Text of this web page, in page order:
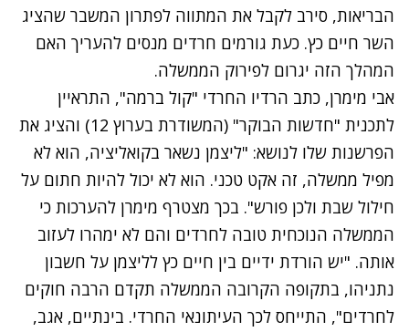
הבריאות, סירב לקבל את המתווה לפתרון המשבר שהציג
השר חיים כץ. כעת גורמים חרדים מנסים להעריך האם
המהלך הזה יגרום לפירוק הממשלה.
אבי מימרן, כתב הרדיו החרדי "קול ברמה", התראיין
לתכנית "חדשות הבוקר" (המשודרת בערוץ 12) והציג את
הפרשנות שלו לנושא: "ליצמן נשאר בקואליציה, הוא לא
מפיל ממשלה, זה אקט טכני. הוא לא יכול להיות חתום על
חילול שבת ולכן פורש". בכך מצטרף מימרן להערכות כי
הממשלה הנוכחית טובה לחרדים והם לא ימהרו לעזוב
אותה. "יש הורדת ידיים בין חיים כץ לליצמן על חשבון
נתניהו, בתקופה הקרובה הממשלה תקדם הרבה חוקים
לחרדים", התייחס לכך העיתונאי החרדי. בינתיים, אגב,